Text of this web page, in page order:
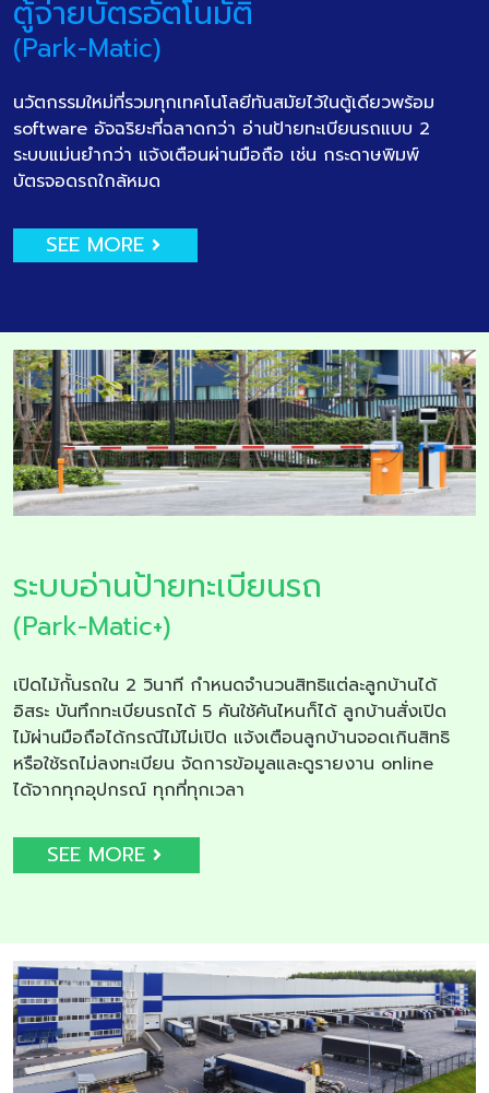
ตู้จ่ายบัตรอัตโนมัติ
(Park-Matic)
นวัตกรรมใหม่ที่รวมทุกเทคโนโลยีทันสมัยไว้ในตู้เดียวพร้อม
software อัจฉริยะที่ฉลาดกว่า อ่านป้ายทะเบียนรถแบบ 2
ระบบแม่นยำกว่า แจ้งเตือนผ่านมือถือ เช่น กระดาษพิมพ์
บัตรจอดรถใกล้หมด
SEE MORE
ระบบอ่านป้ายทะเบียนรถ
(Park-Matic+)
เปิดไม้กั้นรถใน 2 วินาที กำหนดจำนวนสิทธิแต่ละลูกบ้านได้
อิสระ บันทึกทะเบียนรถได้ 5 คันใช้คันไหนก็ได้ ลูกบ้านสั่งเปิด
ไม้ผ่านมือถือได้กรณีไม้ไม่เปิด แจ้งเตือนลูกบ้านจอดเกินสิทธิ
หรือใช้รถไม่ลงทะเบียน จัดการข้อมูลและดูรายงาน online
ได้จากทุกอุปกรณ์ ทุกที่ทุกเวลา
SEE MORE